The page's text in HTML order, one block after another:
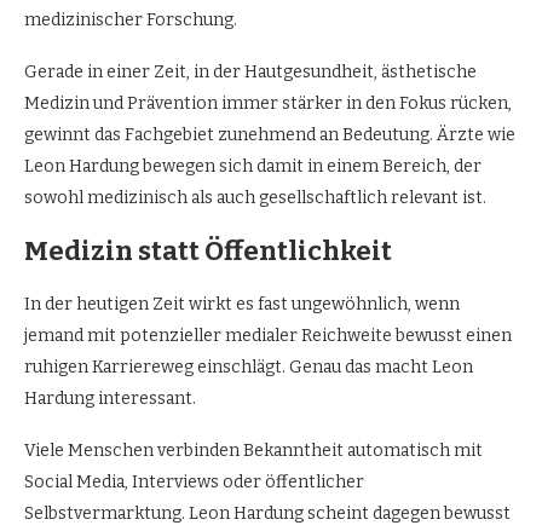
medizinischer Forschung.
Gerade in einer Zeit, in der Hautgesundheit, ästhetische
Medizin und Prävention immer stärker in den Fokus rücken,
gewinnt das Fachgebiet zunehmend an Bedeutung. Ärzte wie
Leon Hardung bewegen sich damit in einem Bereich, der
sowohl medizinisch als auch gesellschaftlich relevant ist.
Medizin statt Öffentlichkeit
In der heutigen Zeit wirkt es fast ungewöhnlich, wenn
jemand mit potenzieller medialer Reichweite bewusst einen
ruhigen Karriereweg einschlägt. Genau das macht Leon
Hardung interessant.
Viele Menschen verbinden Bekanntheit automatisch mit
Social Media, Interviews oder öffentlicher
Selbstvermarktung. Leon Hardung scheint dagegen bewusst